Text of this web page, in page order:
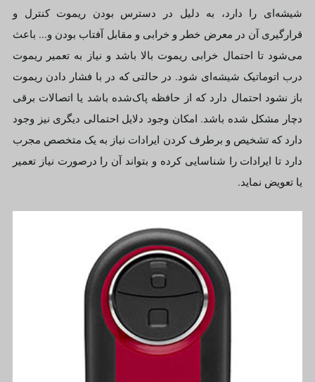
شیشه‌ای را دارد، به دلیل در دسترس بودن ریموت کنترل و
قرارگیری آن در معرض خطر و خرابی و مقابل آفتاب بودن و... باعث
می‌شود تا احتمال خرابی ریموت بالا باشد و نیاز به تعمیر ریموت
درب اتوماتیک شیشه‌ای شود. در حالتی که در با فشار دادن ریموت
باز نشود احتمال دارد که از حافظه پاک‌شده باشد یا اتصالات برقی
دچار مشکل شده باشد. امکان وجود دلایل احتمالی دیگری نیز وجود
دارد که تشخیص و برطرف کردن ایرادات نیاز به یک متخصص مجرب
دارد تا ایرادات را شناسایی کرده و بتواند آن را درصورت نیاز تعمیر
یا تعویض نماید.